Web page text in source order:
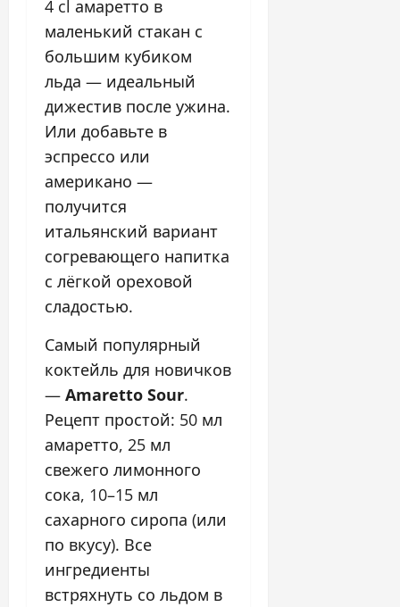
4 cl амаретто в
маленький стакан с
большим кубиком
льда — идеальный
дижестив после ужина.
Или добавьте в
эспрессо или
американо —
получится
итальянский вариант
согревающего напитка
с лёгкой ореховой
сладостью.
Самый популярный
коктейль для новичков
— Amaretto Sour.
Рецепт простой: 50 мл
амаретто, 25 мл
свежего лимонного
сока, 10–15 мл
сахарного сиропа (или
по вкусу). Все
ингредиенты
встряхнуть со льдом в